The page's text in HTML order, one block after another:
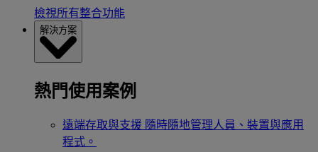
檢視所有整合功能
解決方案
熱門使用案例
遠端存取與支援 隨時隨地管理人員、裝置與應用
程式。